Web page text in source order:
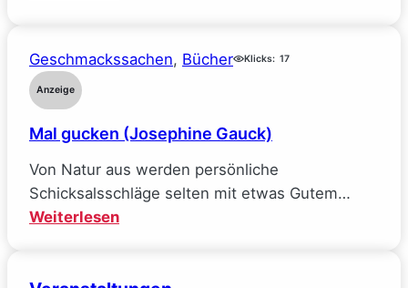
(Sarah
Geschmackssachen, Bücher Klicks: 17
Anzeige
Mal gucken (Josephine Gauck)
Von Natur aus werden persönliche
Schicksalsschläge selten mit etwas Gutem…
Weiterlesen: